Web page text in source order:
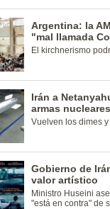
Argentina: la
"mal llamada
El kirchnerismo
Irán a
armas
Vuelven los dimes
Gobierno de
valor artístico
Ministro Huseini
"está en contra" de